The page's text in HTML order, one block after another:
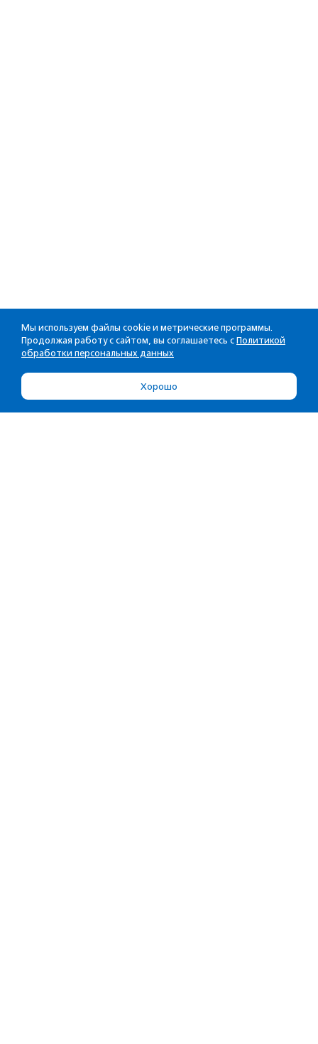
Мы используем файлы cookie и метрические программы.
Продолжая работу с сайтом, вы соглашаетесь с Политикой
обработки персональных данных
Хорошо